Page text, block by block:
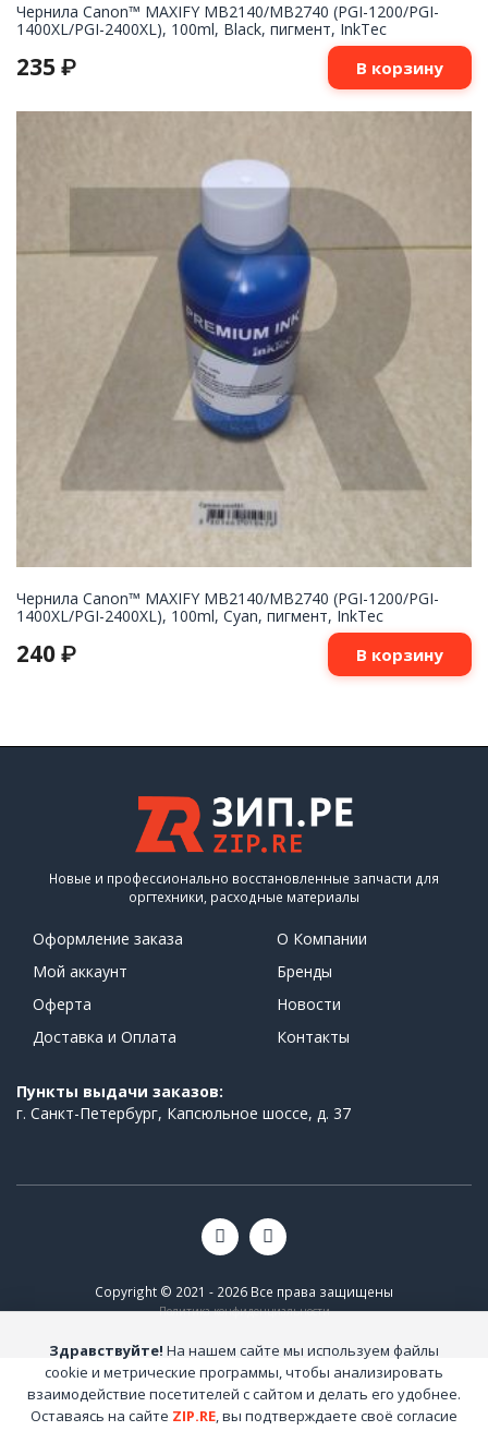
Чернила Canon™ MAXIFY MB2140/MB2740 (PGI-1200/PGI-
1400XL/PGI-2400XL), 100ml, Black, пигмент, InkTec
235 ₽ В корзину
Чернила Canon™ MAXIFY MB2140/MB2740 (PGI-1200/PGI-
1400XL/PGI-2400XL), 100ml, Cyan, пигмент, InkTec
240 ₽ В корзину
Новые и профессионально восстановленные запчасти для
оргтехники, расходные материалы
Оформление заказа
Мой аккаунт
Оферта
Доставка и Оплата
О Компании
Бренды
Новости
Контакты
Пункты выдачи заказов:
г. Санкт-Петербург, Капсюльное шоссе, д. 37
Copyright © 2021 - 2026 Все права защищены
Политика конфиденциальности
Здравствуйте! На нашем сайте мы используем файлы
cookie и метрические программы, чтобы анализировать
взаимодействие посетителей с сайтом и делать его удобнее.
Оставаясь на сайте ZIP.RE, вы подтверждаете своё согласие